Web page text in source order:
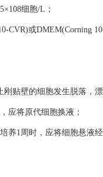
细胞/L；
或DMEM(Corning
贴壁的细胞发生脱落，
将原代细胞换液；
1周时，应将细胞悬液